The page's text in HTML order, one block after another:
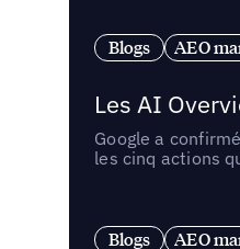
Blogs AEO
Les AI
Google a
les cinq actions
Blogs AEO